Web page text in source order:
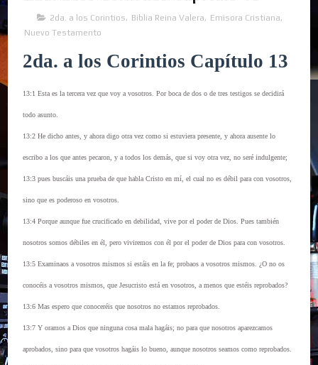
2da. a los Corintios, Biblia Reina Valera, Emisora Cristiana,
Nuevo Testamento
2da. a los Corintios Capítulo 13
13:1 Esta es la tercera vez que voy a vosotros. Por boca de dos o de tres testigos se decidirá
todo asunto.
13:2 He dicho antes, y ahora digo otra vez como si estuviera presente, y ahora ausente lo
escribo a los que antes pecaron, y a todos los demás, que si voy otra vez, no seré indulgente;
13:3 pues buscáis una prueba de que habla Cristo en mí, el cual no es débil para con vosotros,
sino que es poderoso en vosotros.
13:4 Porque aunque fue crucificado en debilidad, vive por el poder de Dios. Pues también
nosotros somos débiles en él, pero viviremos con él por el poder de Dios para con vosotros.
13:5 Examinaos a vosotros mismos si estáis en la fe; probaos a vosotros mismos. ¿O no os
conocéis a vosotros mismos, que Jesucristo está en vosotros, a menos que estéis reprobados?
13:6 Mas espero que conoceréis que nosotros no estamos reprobados.
13:7 Y oramos a Dios que ninguna cosa mala hagáis; no para que nosotros aparezcamos
aprobados, sino para que vosotros hagáis lo bueno, aunque nosotros seamos como reprobados.